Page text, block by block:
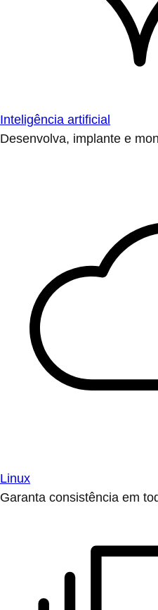
Inteligência artificial
Desenvolva, implante e
Linux
Garanta consistência em